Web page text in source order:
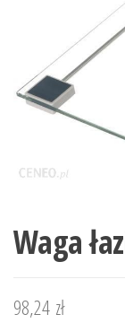
Waga
98,24 zł